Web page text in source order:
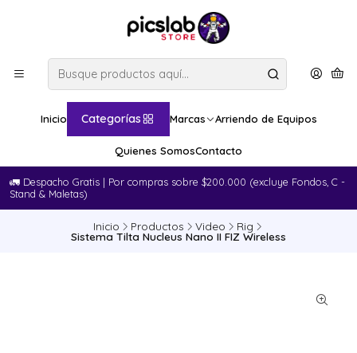
Inicio Categorías Marcas Arriendo de Equipos
Quienes SomosContacto
🚛​ Despacho Gratis | Por compras sobre $200.000 (excluye Fondos, C -
Stand & Maletas)
Inicio Productos Video Rig
Sistema Tilta Nucleus Nano II FIZ Wireless